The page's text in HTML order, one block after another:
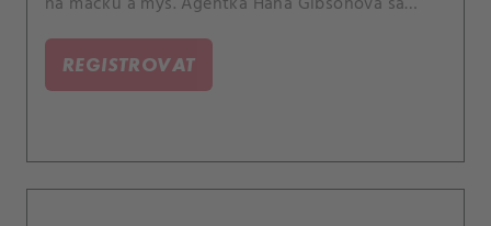
spolubývajúcim, kolegom z tímu Ivanom Ortizom.
REGISTROVAT